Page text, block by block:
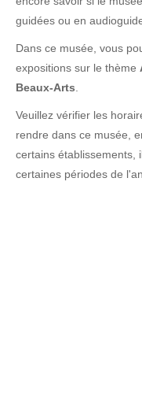
guidées ou en
Dans ce musée, vous
expositions sur le thème
Beaux-Arts
Veuillez vérifier les
rendre dans ce musée,
certains établissements,
certaines périodes de